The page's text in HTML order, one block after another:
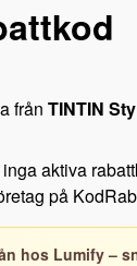
från TINTIN
aktiva
på
hos Lumify –